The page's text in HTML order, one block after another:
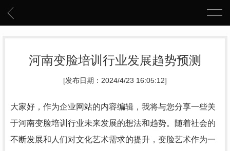
河南变脸培训行业发展趋势预测
[发布日期：2024/4/23 16:05:12]
大家好，作为企业网站的内容编辑，我将与您分享一些关
于河南变脸培训行业未来发展的想法和趋势。随着社会的
不断发展和人们对文化艺术需求的提升，变脸艺术作为一